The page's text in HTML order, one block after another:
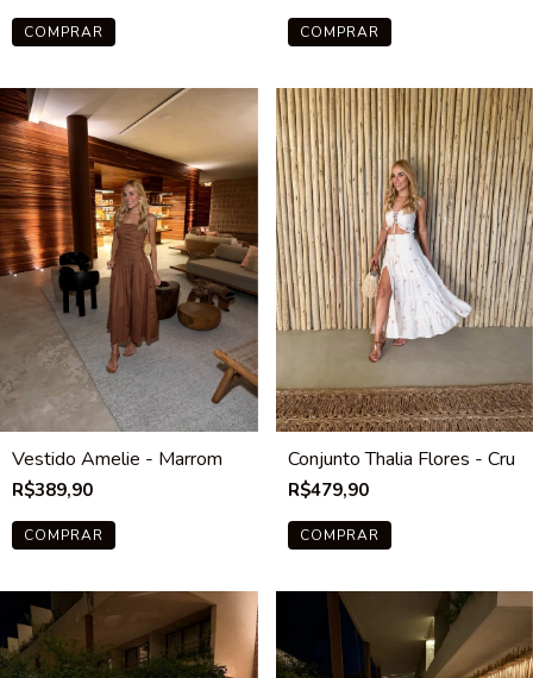
COMPRAR COMPRAR
Vestido Amelie - Marrom
R$389,90
COMPRAR
Conjunto Thalia Flores - Cru
R$479,90
COMPRAR